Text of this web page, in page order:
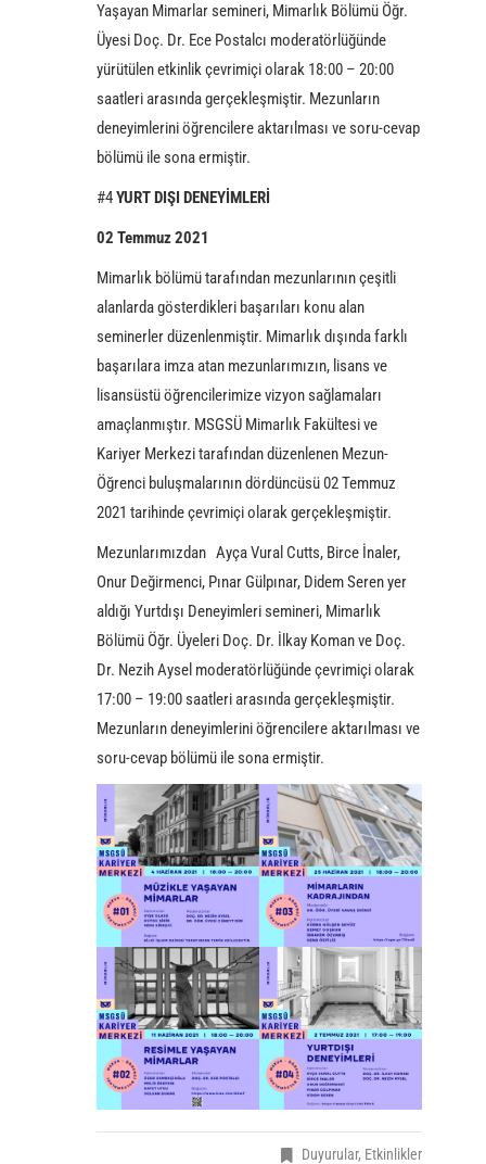
Yaşayan Mimarlar semineri, Mimarlık Bölümü Öğr.
Üyesi Doç. Dr. Ece Postalcı moderatörlüğünde
yürütülen etkinlik çevrimiçi olarak 18:00 – 20:00
saatleri arasında gerçekleşmiştir. Mezunların
deneyimlerini öğrencilere aktarılması ve soru-cevap
bölümü ile sona ermiştir.
#4YURT DIŞI DENEYİMLERİ
02 Temmuz 2021
Mimarlık bölümü tarafından mezunlarının çeşitli
alanlarda gösterdikleri başarıları konu alan
seminerler düzenlenmiştir. Mimarlık dışında farklı
başarılara imza atan mezunlarımızın, lisans ve
lisansüstü öğrencilerimize vizyon sağlamaları
amaçlanmıştır. MSGSÜ Mimarlık Fakültesi ve
Kariyer Merkezi tarafından düzenlenen Mezun-
Öğrenci buluşmalarının dördüncüsü 02 Temmuz
2021 tarihinde çevrimiçi olarak gerçekleşmiştir.
Mezunlarımızdan Ayça Vural Cutts, Birce İnaler,
Onur Değirmenci, Pınar Gülpınar, Didem Seren yer
aldığı Yurtdışı Deneyimleri semineri, Mimarlık
Bölümü Öğr. Üyeleri Doç. Dr. İlkay Koman ve Doç.
Dr. Nezih Aysel moderatörlüğünde çevrimiçi olarak
17:00 – 19:00 saatleri arasında gerçekleşmiştir.
Mezunların deneyimlerini öğrencilere aktarılması ve
soru-cevap bölümü ile sona ermiştir.
Duyurular, Etkinlikler